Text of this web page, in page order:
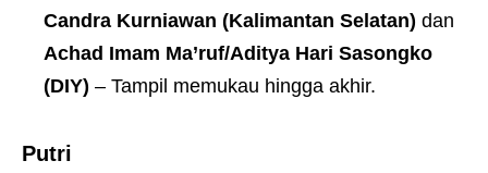
Candra Kurniawan (Kalimantan Selatan) dan
Achad Imam Ma’ruf/Aditya Hari Sasongko
(DIY) – Tampil memukau hingga akhir.
Putri